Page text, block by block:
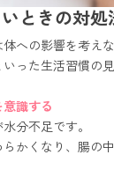
ときの対処
への影響を考え
った生活習慣の
識する
分不足です。
かくなり、腸の